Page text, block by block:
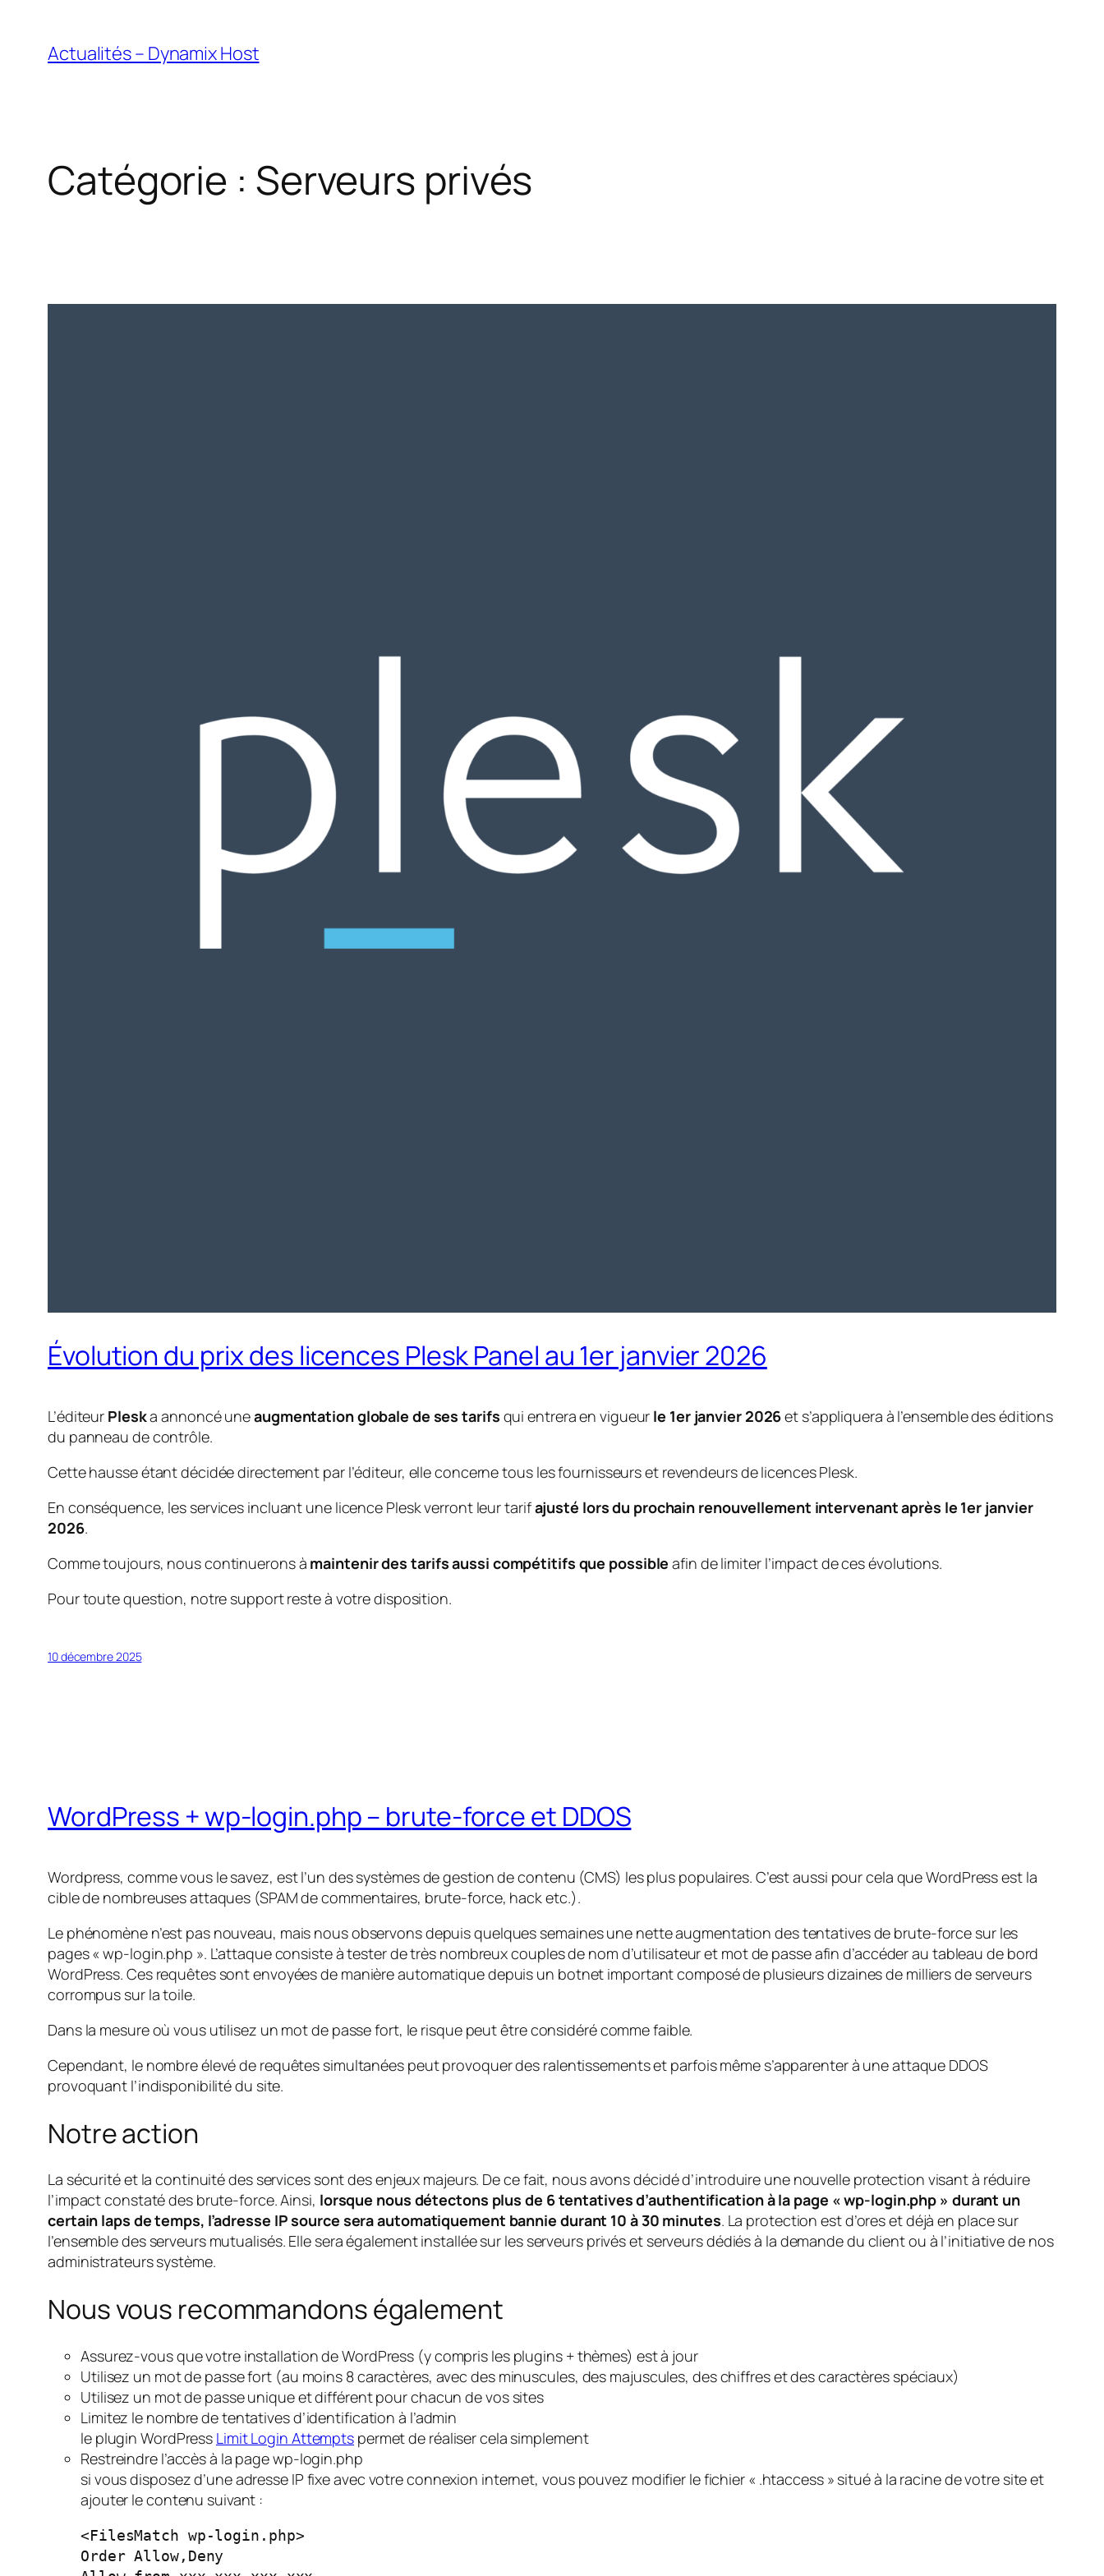
contenu
Actualités – Dynamix Host
Catégorie : Serveurs privés
Évolution du prix des licences Plesk Panel au 1er janvier 2026
L’éditeur Pleska annoncé uneaugmentation globale de ses tarifs qui entrera en vigueur le 1er janvier 2026et s’appliquera à l’ensemble des éditions
du panneau de contrôle.
Cette hausse étant décidée directement par l’éditeur, elle concerne tous les fournisseurs et revendeurs de licences Plesk.
En conséquence, les services incluant une licence Plesk verront leur tarifajusté lors du prochain renouvellement intervenant après le 1er janvier
2026.
Comme toujours, nous continuerons à maintenir des tarifs aussi compétitifs que possible afin de limiter l’impact de ces évolutions.
Pour toute question, notre support reste à votre disposition.
10 décembre 2025
WordPress + wp-login.php – brute-force et DDOS
Wordpress, comme vous le savez, est l’un des systèmes de gestion de contenu (CMS) les plus populaires. C’est aussi pour cela que WordPress est la
cible de nombreuses attaques (SPAM de commentaires, brute-force, hack etc.).
Le phénomène n’est pas nouveau, mais nous observons depuis quelques semaines une nette augmentation des tentatives de brute-force sur les
pages « wp-login.php ». L’attaque consiste à tester de très nombreux couples de nom d’utilisateur et mot de passe afin d’accéder au tableau de bord
WordPress. Ces requêtes sont envoyées de manière automatique depuis un botnet important composé de plusieurs dizaines de milliers de serveurs
corrompus sur la toile.
Dans la mesure où vous utilisez un mot de passe fort, le risque peut être considéré comme faible.
Cependant, le nombre élevé de requêtes simultanées peut provoquer des ralentissements et parfois même s’apparenter à une attaque DDOS
provoquant l’indisponibilité du site.
Notre action
La sécurité et la continuité des services sont des enjeux majeurs. De ce fait, nous avons décidé d’introduire une nouvelle protection visant à réduire
l’impact constaté des brute-force. Ainsi, lorsque nous détectons plus de 6 tentatives d’authentification à la page « wp-login.php » durant un
certain laps de temps, l’adresse IP source sera automatiquement bannie durant 10 à 30 minutes. La protection est d’ores et déjà en place sur
l’ensemble des serveurs mutualisés. Elle sera également installée sur les serveurs privés et serveurs dédiés à la demande du client ou à l’initiative de nos
administrateurs système.
Nous vous recommandons également
Assurez-vous que votre installation de WordPress (y compris les plugins + thèmes) est à jour
Utilisez un mot de passe fort (au moins 8 caractères, avec des minuscules, des majuscules, des chiffres et des caractères spéciaux)
Utilisez un mot de passe unique et différent pour chacun de vos sites
Limitez le nombre de tentatives d’identification à l’admin
le plugin WordPress Limit Login Attempts permet de réaliser cela simplement
Restreindre l’accès à la page wp-login.php
si vous disposez d’une adresse IP fixe avec votre connexion internet, vous pouvez modifier le fichier « .htaccess » situé à la racine de votre site et
ajouter le contenu suivant :
<FilesMatch wp-login.php>
Order Allow,Deny